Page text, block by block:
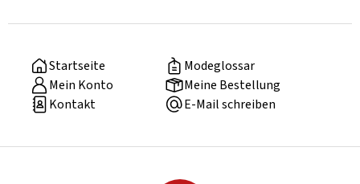
Startseite
Modeglossar
Mein Konto
Meine Bestellung
Kontakt
E-Mail schreiben